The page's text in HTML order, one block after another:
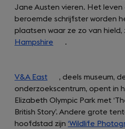
Jane Austen vieren. Het leven
beroemde schrijfster worden
plaatsen waar ze zo van hield,
Hampshire (opens
new
tab)
.
V&A East (opens
in
a
new
tab)
, deels museum,
onderzoekscentrum, opent in
Elizabeth Olympic Park met
British Story’. Andere grote
hoofdstad zijn ‘Wildlife